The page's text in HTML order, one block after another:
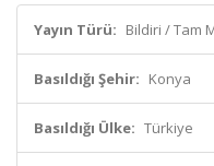
Yayın Türü: Bildiri / Tam
Basıldığı Şehir: Konya
Basıldığı Ülke: Türkiye